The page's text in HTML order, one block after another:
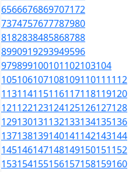
6566676869707172
7374757677787980
8182838485868788
8990919293949596
979899100101102103104
105106107108109110111112
113114115116117118119120
121122123124125126127128
129130131132133134135136
137138139140141142143144
145146147148149150151152
153154155156157158159160